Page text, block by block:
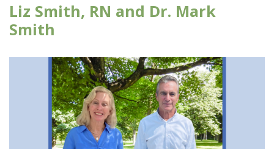
Liz Smith, RN and Dr. Mark
Smith